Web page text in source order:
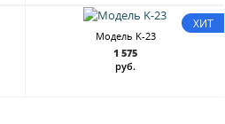
ХИТ
Модель K-23
1 575
руб.